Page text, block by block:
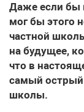
Даже если бы
мог бы этого
частной
на будущее,
что в
самый
школы.